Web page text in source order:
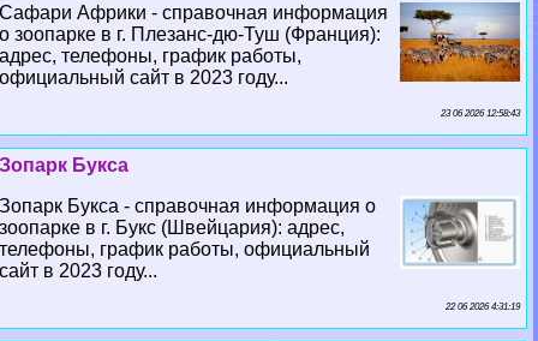
Сафари Африки - справочная информация
о зоопарке в г. Плезанс-дю-Туш (Франция):
адрес, телефоны, график работы,
официальный сайт в 2023 году...
23 06 2026 12:58:43
Зопарк Букса
Зопарк Букса - справочная информация о
зоопарке в г. Букс (Швейцария): адрес,
телефоны, график работы, официальный
сайт в 2023 году...
22 06 2026 4:31:19